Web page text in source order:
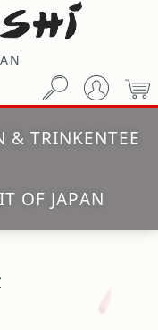
& TRINKENTEE
OF JAPAN